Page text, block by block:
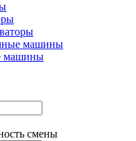
машины
машины
смены